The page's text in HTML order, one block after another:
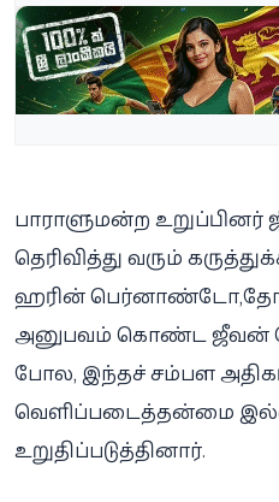
​பாராளுமன்ற
தெரிவித்து வரும்
ஹரின்
அனுபவம் கொண்ட ஜீவன்
போல, இந்தச் சம்பள
வெளிப்படைத்தன்மை
உறுதிப்படுத்தினார்.